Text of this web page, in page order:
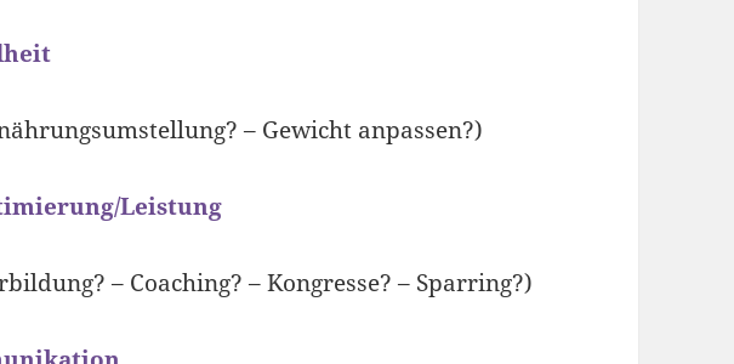
– Gewicht anpassen?)
Leistung
– Coaching? – Kongresse? – Sparring?)